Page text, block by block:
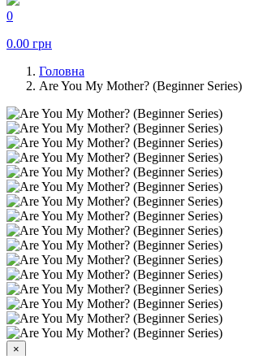
0
0.00 грн
Головна
Are You My Mother? (Beginner Series)
×